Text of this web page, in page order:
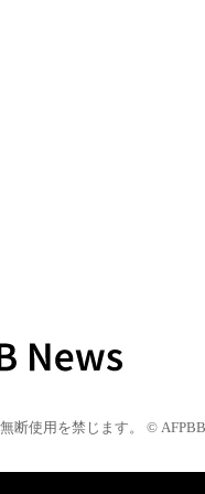
断使用を禁じます。 © AFPBB